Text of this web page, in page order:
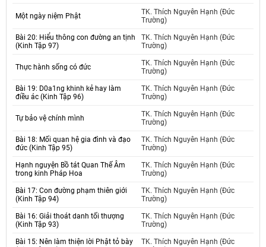
Một ngày niệm Phật
TK. Thích Nguyên Hạnh (Đức
Trường)
Bài 20: Hiểu thông con đường an tịnh
(Kinh Tập 97)
TK. Thích Nguyên Hạnh (Đức
Trường)
Thực hành sống có đức
TK. Thích Nguyên Hạnh (Đức
Trường)
Bài 19: D0a1ng khinh kẻ hay làm
điều ác (Kinh Tập 96)
TK. Thích Nguyên Hạnh (Đức
Trường)
Tự bảo vệ chính mình
TK. Thích Nguyên Hạnh (Đức
Trường)
Bài 18: Mối quan hệ gia đình và đạo
đức (Kinh Tập 95)
TK. Thích Nguyên Hạnh (Đức
Trường)
Hạnh nguyện Bồ tát Quan Thế Âm
trong kinh Pháp Hoa
TK. Thích Nguyên Hạnh (Đức
Trường)
Bài 17: Con đường phạm thiên giới
(Kinh Tập 94)
TK. Thích Nguyên Hạnh (Đức
Trường)
Bài 16: Giải thoát danh tối thượng
(Kinh Tập 93)
TK. Thích Nguyên Hạnh (Đức
Trường)
Bài 15: Nên làm thiện lời Phật tỏ bày
TK. Thích Nguyên Hạnh (Đức